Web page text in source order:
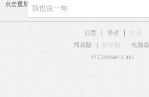
点击重新加载
首页 登录
简易版
触屏版 电脑版
© Comsenz Inc.